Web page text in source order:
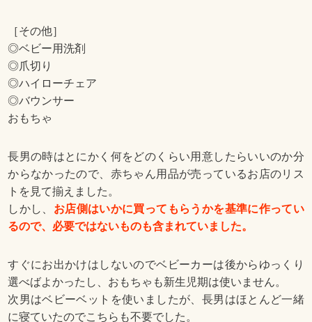
［その他］
◎ベビー用洗剤
◎爪切り
◎ハイローチェア
◎バウンサー
おもちゃ
長男の時はとにかく何をどのくらい用意したらいいのか分
からなかったので、赤ちゃん用品が売っているお店のリス
トを見て揃えました。
しかし、 お店側はいかに買ってもらうかを基準に作ってい
るので、必要ではないものも含まれていました。
すぐにお出かけはしないのでベビーカーは後からゆっくり
選べばよかったし、おもちゃも新生児期は使いません。
次男はベビーベットを使いましたが、長男はほとんど一緒
に寝ていたのでこちらも不要でした。